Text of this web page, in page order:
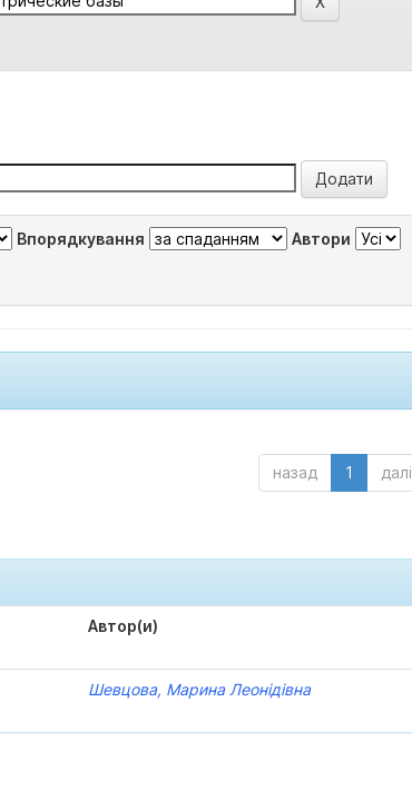
Впорядкування Автори
назад 1 далі
Автор(и)
Шевцова, Марина Леонідівна